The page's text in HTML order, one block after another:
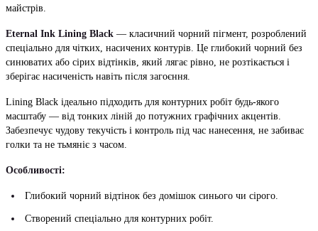
майстрів.
Eternal Ink Lining Black — класичний чорний пігмент, розроблений
спеціально для чітких, насичених контурів. Це глибокий чорний без
синюватих або сірих відтінків, який лягає рівно, не розтікається і
зберігає насиченість навіть після загоєння.
Lining Black ідеально підходить для контурних робіт будь-якого
масштабу — від тонких ліній до потужних графічних акцентів.
Забезпечує чудову текучість і контроль під час нанесення, не забиває
голки та не тьмяніє з часом.
Особливості:
Глибокий чорний відтінок без домішок синього чи сірого.
Створений спеціально для контурних робіт.